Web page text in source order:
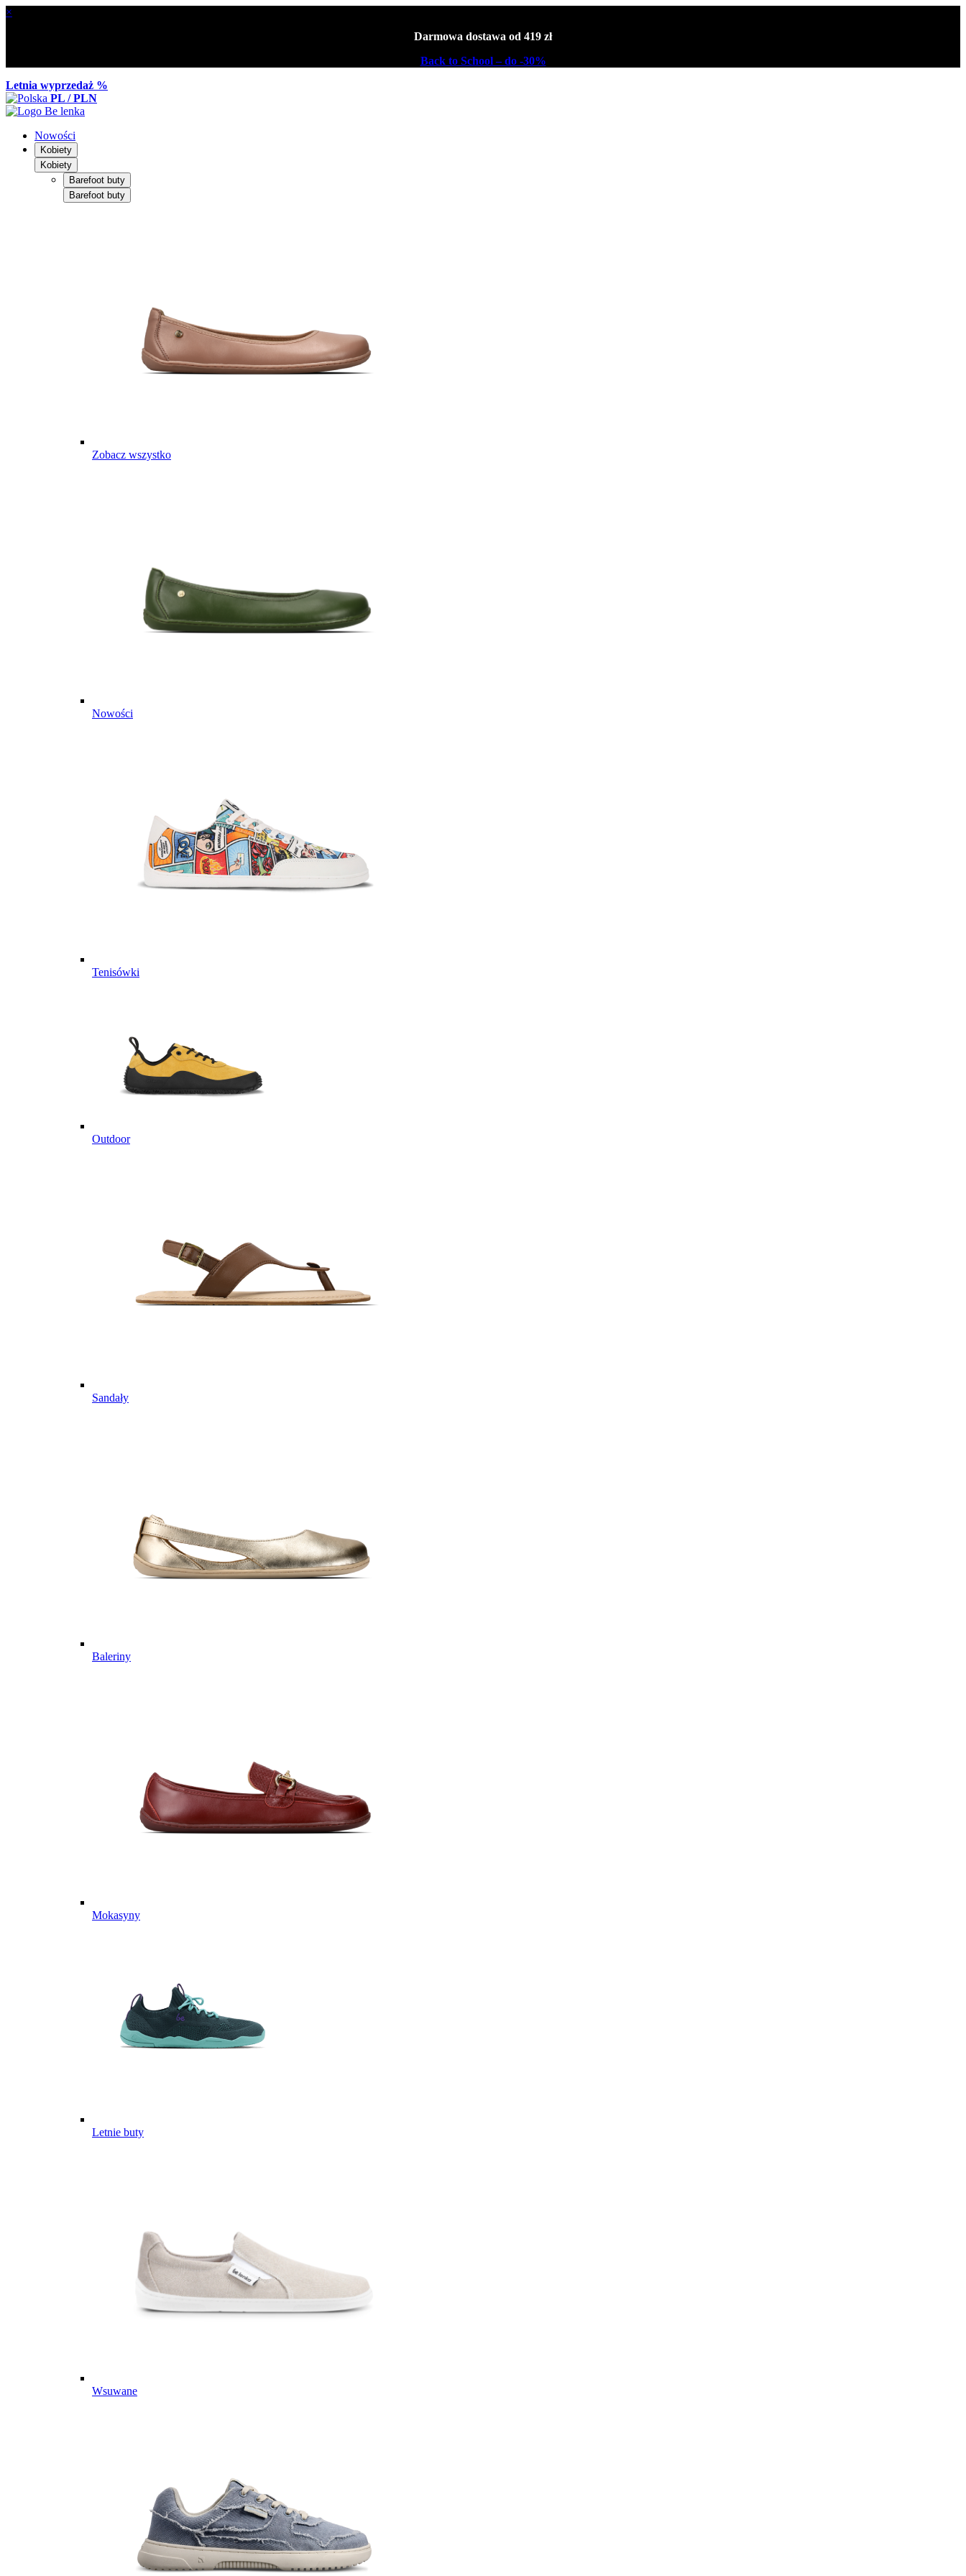
×
Darmowa dostawa od 419 zł
Back to School – do -30%
Letnia wyprzedaż %
PL / PLN
Nowości
Kobiety
Kobiety
Barefoot buty
Barefoot buty
Zobacz wszystko
Nowości
Tenisówki
Outdoor
Sandały
Baleriny
Mokasyny
Letnie buty
Wsuwane